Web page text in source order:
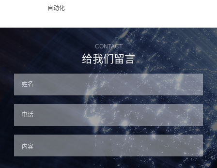
自动化
CONTACT
给我们留言